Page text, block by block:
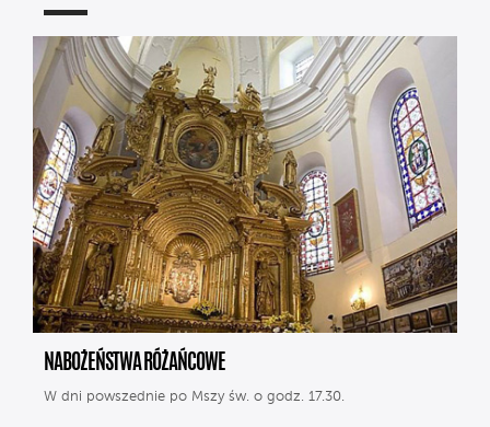
NABOŻEŃSTWA RÓŻAŃCOWE
W dni powszednie po Mszy św. o godz. 17.30.